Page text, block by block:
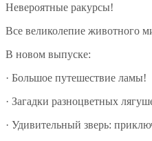
Невероятные ракурсы!
Все великолепие животного
В новом выпуске:
· Большое путешествие ламы!
· Загадки разноцветных
· Удивительный зверь: